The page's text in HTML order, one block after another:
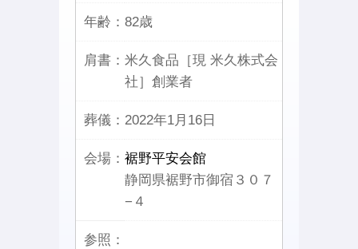
年齢： 82歳
肩書： 米久食品［現 米久株式会
社］創業者
葬儀： 2022年1月16日
会場： 裾野平安会館
静岡県裾野市御宿３０７
−４
参照：